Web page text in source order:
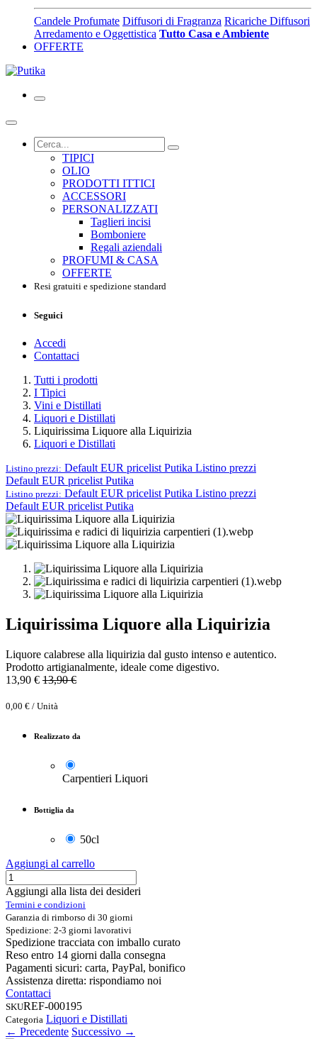
Candele Profumate Diffusori di Fragranza Ricariche Diffusori
Arredamento e Oggettistica Tutto Casa e Ambiente
OFFERTE
TIPICI
OLIO
PRODOTTI ITTICI
ACCESSORI
PERSONALIZZATI
Taglieri incisi
Bomboniere
Regali aziendali
PROFUMI & CASA
OFFERTE
Resi gratuiti e spedizione standard
Seguici
Accedi
Contattaci
Tutti i prodotti
I Tipici
Vini e Distillati
Liquori e Distillati
Liquirissima Liquore alla Liquirizia
Liquori e Distillati
Listino prezzi: Default EUR pricelist Putika Listino prezzi
Default EUR pricelist Putika
Listino prezzi: Default EUR pricelist Putika Listino prezzi
Default EUR pricelist Putika
Liquirissima Liquore alla Liquirizia
Liquore calabrese alla liquirizia dal gusto intenso e autentico.
Prodotto artigianalmente, ideale come digestivo.
13,90 € 13,90€
0,00 € / Unità
Realizzato da
Carpentieri Liquori
Bottiglia da
50cl
Aggiungi al carrello
Aggiungi alla lista dei desideri
Termini e condizioni
Garanzia di rimborso di 30 giorni
Spedizione: 2-3 giorni lavorativi
Spedizione tracciata con imballo curato
Reso entro 14 giorni dalla consegna
Pagamenti sicuri: carta, PayPal, bonifico
Assistenza diretta: rispondiamo noi
Contattaci
SKUREF-000195
Categoria Liquori e Distillati
← Precedente Successivo →